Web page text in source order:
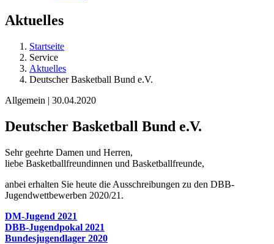
Aktuelles
Startseite
Service
Aktuelles
Deutscher Basketball Bund e.V.
Allgemein | 30.04.2020
Deutscher Basketball Bund e.V.
Sehr geehrte Damen und Herren,
liebe Basketballfreundinnen und Basketballfreunde,
anbei erhalten Sie heute die Ausschreibungen zu den DBB-
Jugendwettbewerben 2020/21.
DM-Jugend 2021
DBB-Jugendpokal 2021
Bundesjugendlager 2020